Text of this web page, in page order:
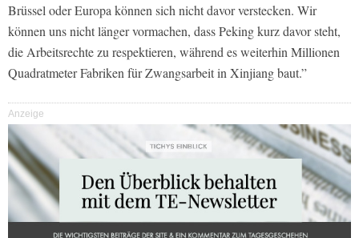
Brüssel oder Europa können sich nicht davor verstecken. Wir
können uns nicht länger vormachen, dass Peking kurz davor steht,
die Arbeitsrechte zu respektieren, während es weiterhin Millionen
Quadratmeter Fabriken für Zwangsarbeit in Xinjiang baut.”
Anzeige